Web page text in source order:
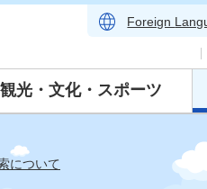
Foreign
観光・文化・スポーツ
について